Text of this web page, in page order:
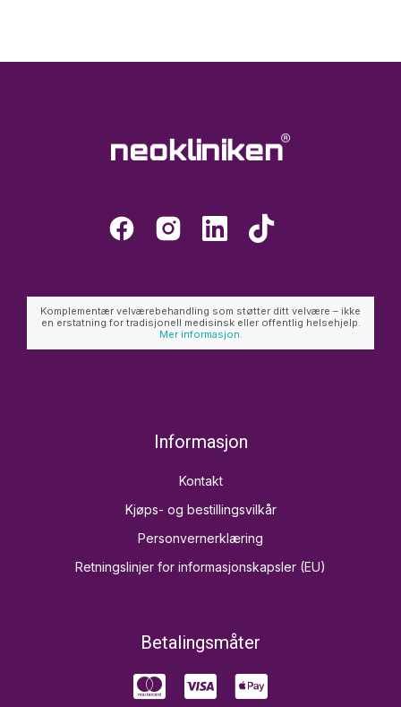
Komplementær velværebehandling som støtter ditt velvære – ikke
en erstatning for tradisjonell medisinsk eller offentlig helsehjelp.
Mer informasjon.
Informasjon
Kontakt
Kjøps- og bestillingsvilkår
Personvernerklæring
Retningslinjer for informasjonskapsler (EU)
Betalingsmåter